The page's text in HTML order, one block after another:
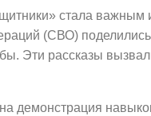
стала важным
(СВО)
Эти рассказы
демонстрация